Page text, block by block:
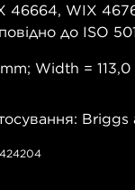
46664, WIX
до ISO
Width =
Briggs